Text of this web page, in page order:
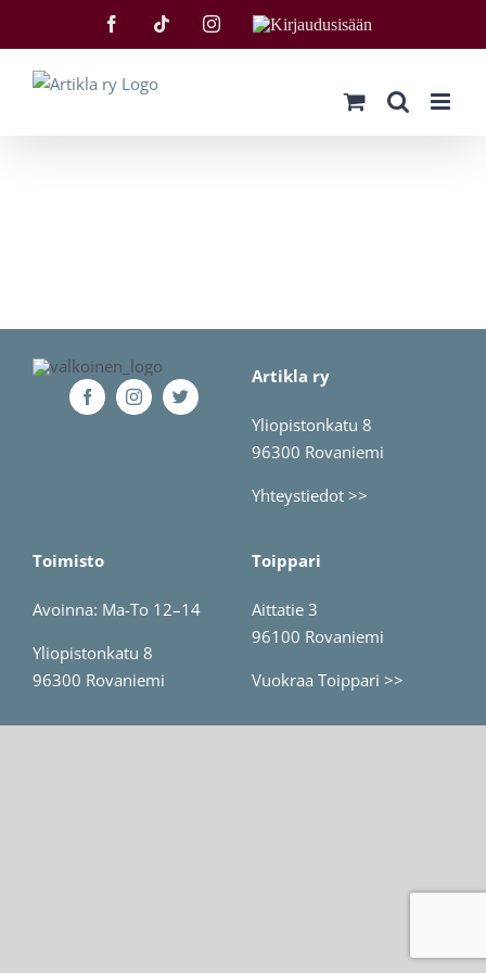
content
FacebookTiktok Instagram
Kirjaudu
Artikla ry
Yliopistonkatu 8
96300 Rovaniemi
Yhteystiedot >>
Toimisto
Avoinna: Ma-To 12–14
Yliopistonkatu 8
96300 Rovaniemi
Toippari
Aittatie 3
96100 Rovaniemi
Vuokraa Toippari >>